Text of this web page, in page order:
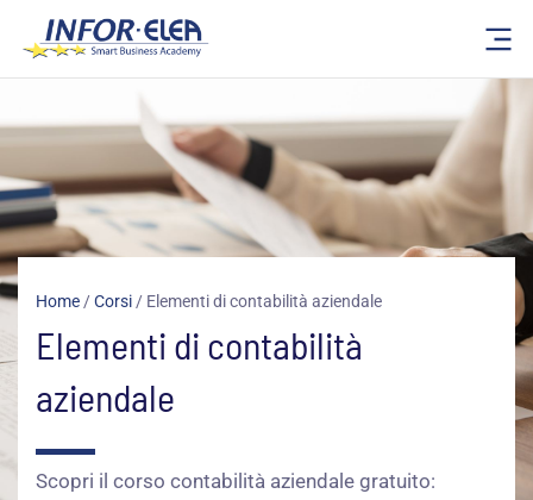
Home/Corsi/ Elementi di contabilità aziendale
Elementi di contabilità
aziendale
Scopri il corso contabilità aziendale gratuito: